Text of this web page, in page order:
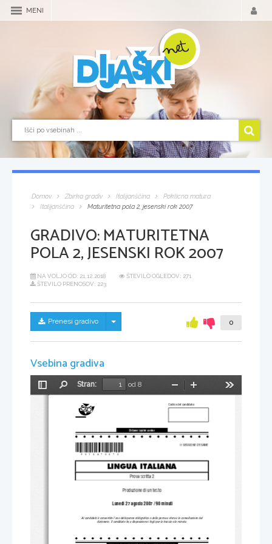
MENI
Domov Zbirka gradiv Italijanščina
Poklicna matura
Italijanščina
Maturitetna pola 2, jesenski rok 2007
GRADIVO:MATURITETNA
POLA 2, JESENSKI ROK 2007
NA VOLJO OD: 21.12.2018
ŠTEVILO OGLEDOV: 271
ŠTEVILO PRENOSOV: 223
Prenesi gradivo Skrij/prikaži meni 0
Vsebina gradiva
Preklopi
Stran:
od 8
Pomanjšaj
Al candidato è consentito l'uso della penna stilografica o della penna a sfera e la consultazione del
dizionario. Il candidato ha a disposizione i fogli per la traccia e la minuta.
Codice del candidato:
Prova scritta 2
LINGUA ITALIANA
Produzione di un testo
Lunedì 27 agosto 2007 / 90 minuti
Dr`avni izpitni center
II SESSIONE D'ESAME